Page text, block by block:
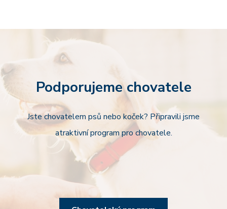
Podporujeme chovatele
Jste chovatelem psů nebo koček? Připravili jsme
atraktivní program pro chovatele.